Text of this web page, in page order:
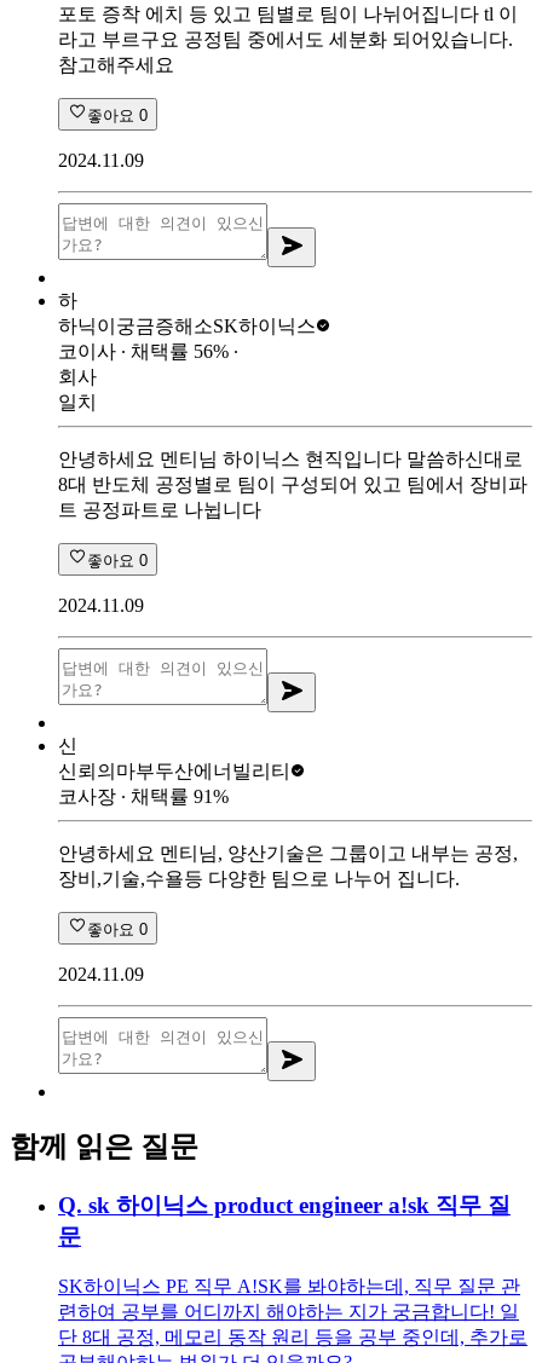
포토 증착 에치 등 있고 팀별로 팀이 나뉘어집니다 tl 이
라고 부르구요 공정팀 중에서도 세분화 되어있습니다.
참고해주세요
좋아요 0
2024.11.09
하
하닉이궁금증해소SK하이닉스
코이사 ∙ 채택률 56% ∙
회사
일치
안녕하세요 멘티님 하이닉스 현직입니다 말씀하신대로
8대 반도체 공정별로 팀이 구성되어 있고 팀에서 장비파
트 공정파트로 나뉩니다
좋아요 0
2024.11.09
신
신뢰의마부두산에너빌리티
코사장 ∙ 채택률 91%
안녕하세요 멘티님, 양산기술은 그룹이고 내부는 공정,
장비,기술,수욜등 다양한 팀으로 나누어 집니다.
좋아요 0
2024.11.09
함께 읽은 질문
Q. sk 하이닉스 product engineer a!sk 직무 질
문
SK하이닉스 PE 직무 A!SK를 봐야하는데, 직무 질문 관
련하여 공부를 어디까지 해야하는 지가 궁금합니다! 일
단 8대 공정, 메모리 동작 원리 등을 공부 중인데, 추가로